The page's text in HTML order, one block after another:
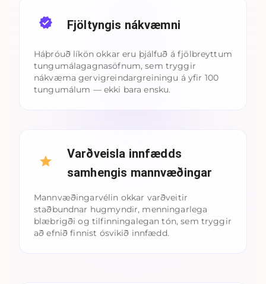
Fjöltyngis nákvæmni
Háþróuð líkön okkar eru þjálfuð á fjölbreyttum
tungumálagagnasöfnum, sem tryggir
nákvæma gervigreindargreiningu á yfir 100
tungumálum — ekki bara ensku.
Varðveisla innfædds
samhengis mannvæðingar
Mannvæðingarvélin okkar varðveitir
staðbundnar hugmyndir, menningarlega
blæbrigði og tilfinningalegan tón, sem tryggir
að efnið finnist ósvikið innfædd.